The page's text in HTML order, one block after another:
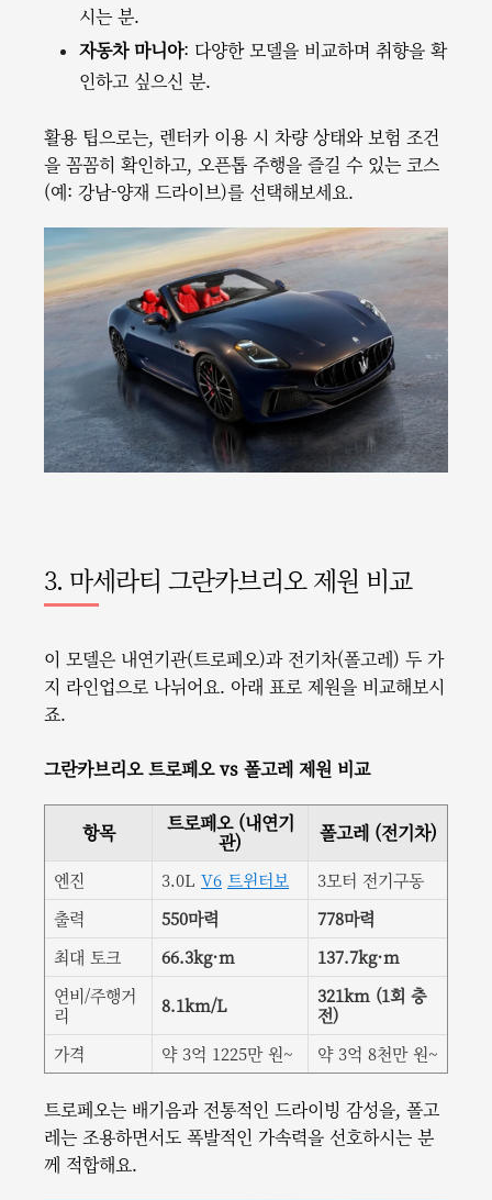
시는 분.
자동차 마니아: 다양한 모델을 비교하며 취향을 확
인하고 싶으신 분.
활용 팁으로는, 렌터카 이용 시 차량 상태와 보험 조건
을 꼼꼼히 확인하고, 오픈톱 주행을 즐길 수 있는 코스
(예: 강남-양재 드라이브)를 선택해보세요.
3. 마세라티 그란카브리오 제원 비교
이 모델은 내연기관(트로페오)과 전기차(폴고레) 두 가
지 라인업으로 나뉘어요. 아래 표로 제원을 비교해보시
죠.
그란카브리오 트로페오 vs 폴고레 제원 비교
항목 트로페오 (내연기
관) 폴고레 (전기차)
엔진 3.0L V6 트윈터보
3모터 전기구동
출력
550마력
778마력
최대 토크
66.3kg·m
137.7kg·m
연비/주행거
리
8.1km/L
321km (1회 충
전)
가격
약 3억 1225만 원~ 약 3억 8천만 원~
트로페오는 배기음과 전통적인 드라이빙 감성을, 폴고
레는 조용하면서도 폭발적인 가속력을 선호하시는 분
께 적합해요.